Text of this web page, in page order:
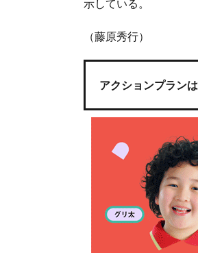
示している。
（藤原秀行）
アクションプランは